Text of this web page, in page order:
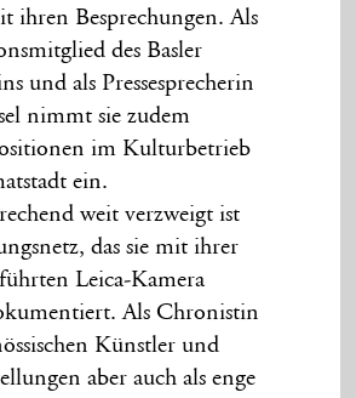
ihren Besprechungen. Als
des Basler
und als Pressesprecherin
nimmt sie zudem
im Kulturbetrieb
ein.
weit verzweigt ist
das sie mit ihrer
Leica-Kamera
Als Chronistin
Künstler und
aber auch als enge